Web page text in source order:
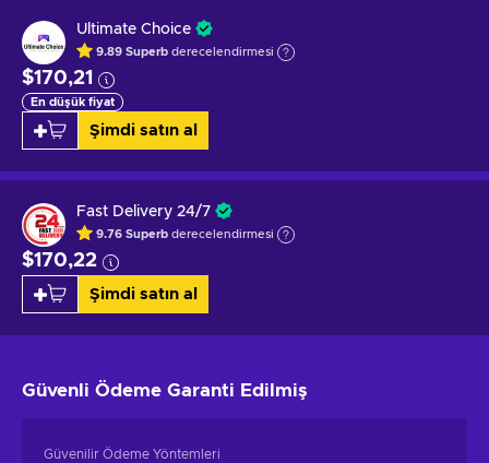
Ultimate Choice
9.89 Superb derecelendirmesi
$170,21
En düşük fiyat
Şimdi satın al
Fast Delivery 24/7
9.76 Superb derecelendirmesi
$170,22
Şimdi satın al
Güvenli Ödeme Garanti Edilmiş
Güvenilir Ödeme Yöntemleri